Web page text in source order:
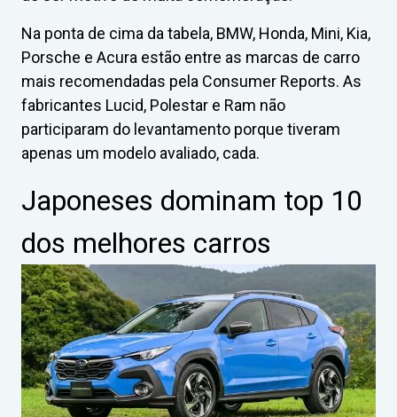
Na ponta de cima da tabela, BMW, Honda, Mini, Kia,
Porsche e Acura estão entre as marcas de carro
mais recomendadas pela Consumer Reports. As
fabricantes Lucid, Polestar e Ram não
participaram do levantamento porque tiveram
apenas um modelo avaliado, cada.
Japoneses dominam top 10
dos melhores carros